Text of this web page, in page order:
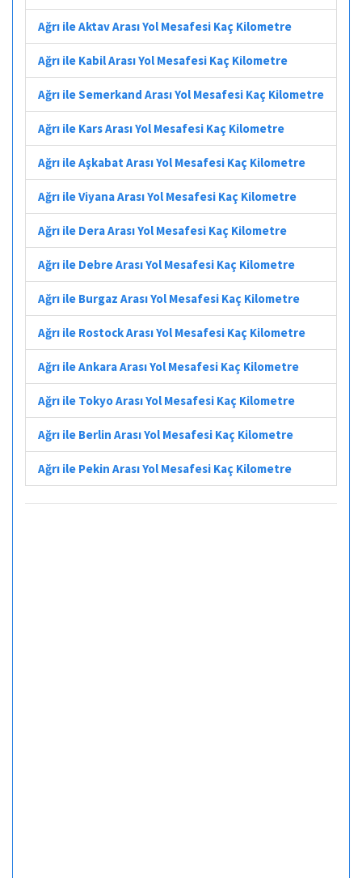
Ağrı ile Aktav Arası Yol Mesafesi Kaç Kilometre
Ağrı ile Kabil Arası Yol Mesafesi Kaç Kilometre
Ağrı ile Semerkand Arası Yol Mesafesi Kaç Kilometre
Ağrı ile Kars Arası Yol Mesafesi Kaç Kilometre
Ağrı ile Aşkabat Arası Yol Mesafesi Kaç Kilometre
Ağrı ile Viyana Arası Yol Mesafesi Kaç Kilometre
Ağrı ile Dera Arası Yol Mesafesi Kaç Kilometre
Ağrı ile Debre Arası Yol Mesafesi Kaç Kilometre
Ağrı ile Burgaz Arası Yol Mesafesi Kaç Kilometre
Ağrı ile Rostock Arası Yol Mesafesi Kaç Kilometre
Ağrı ile Ankara Arası Yol Mesafesi Kaç Kilometre
Ağrı ile Tokyo Arası Yol Mesafesi Kaç Kilometre
Ağrı ile Berlin Arası Yol Mesafesi Kaç Kilometre
Ağrı ile Pekin Arası Yol Mesafesi Kaç Kilometre